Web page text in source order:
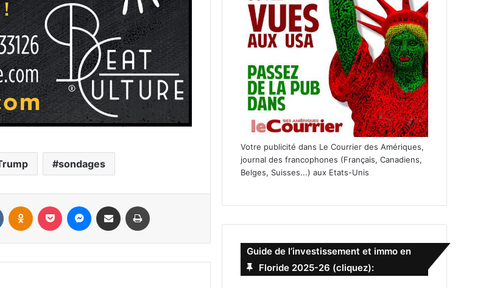
sondages
Votre publicité dans Le Courrier des Amériques,
journal des francophones (Français, Canadiens,
Belges, Suisses...) aux Etats-Unis
Guide de l’investissement et immo en
Floride 2025-26 (cliquez):